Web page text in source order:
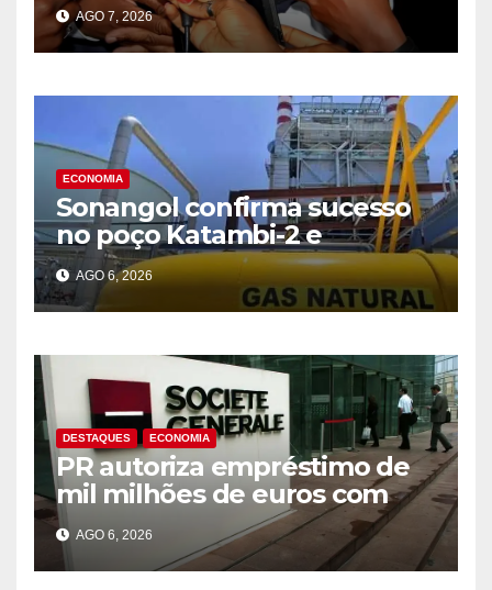
2025
AGO 7, 2026
ECONOMIA
Sonangol confirma sucesso
no poço Katambi-2 e
antecipa novo ciclo de
produção de gás na Bacia de
Benguela
AGO 6, 2026
DESTAQUES ECONOMIA
PR autoriza empréstimo de
mil milhões de euros com
Société Générale para o PIP
AGO 6, 2026